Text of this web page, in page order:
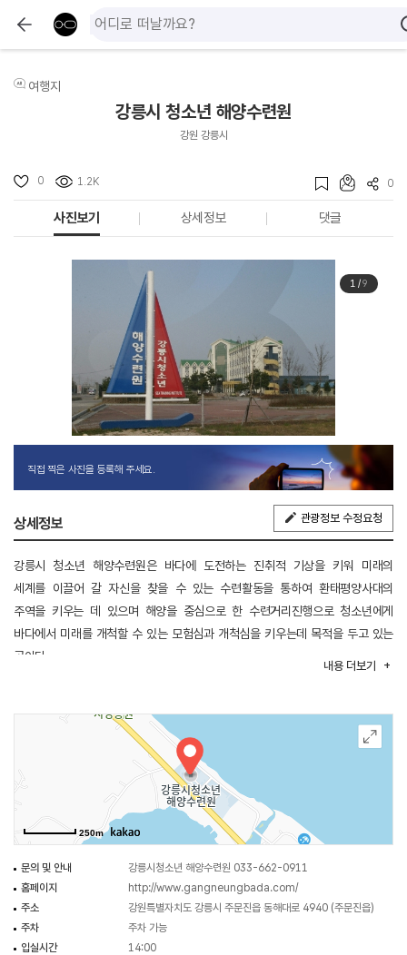
여행지
강릉시 청소년 해양수련원
강원 강릉시
0 1.2K 0
사진보기 상세정보 댓글
1/9
직접 찍은 사진을 등록해 주세요.
상세정보 관광정보 수정요청
강릉시 청소년 해양수련원은 바다에 도전하는 진취적 기상을 키워 미래의
세계를 이끌어 갈 자신을 찾을 수 있는 수련활동을 통하여 환태평양사대의
주역을 키우는 데 있으며 해양을 중심으로 한 수련거리진행으로 청소년에게
바다에서 미래를 개척할 수 있는 모험심과 개척심을 키우는데 목적을 두고 있는
곳이다.
내용 더보기
250m
문의 및 안내
강릉시청소년 해양수련원 033-662-0911
홈페이지
http://www.gangneungbada.com/
주소
강원특별자치도 강릉시 주문진읍 동해대로 4940 (주문진읍)
주차
주차 가능
입실시간
14:00